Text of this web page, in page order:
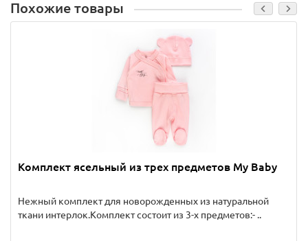
Похожие товары
Комплект ясельный из трех предметов My Baby
Нежный комплект для новорожденных из натуральной
ткани интерлок.Комплект состоит из 3-х предметов:- ..